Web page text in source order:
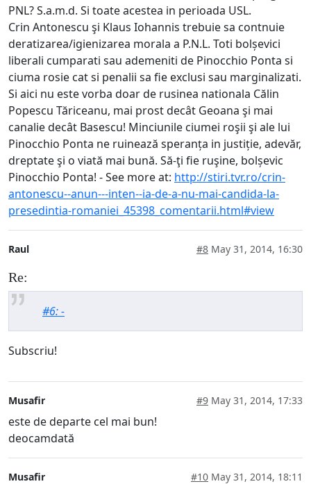
PNL? S.a.m.d. Si toate acestea in perioada USL.
Crin Antonescu şi Klaus Iohannis trebuie sa contnuie
deratizarea/igienizarea morala a P.N.L. Toti bolșevici
liberali cumparati sau ademeniti de Pinocchio Ponta si
ciuma rosie cat si penalii sa fie exclusi sau marginalizati.
Si aici nu este vorba doar de rusinea nationala Călin
Popescu Tăriceanu, mai prost decât Geoana şi mai
canalie decât Basescu! Minciunile ciumei roşii şi ale lui
Pinocchio Ponta ne ruinează speranța in justiție, adevăr,
dreptate şi o viată mai bună. Să-ţi fie ruşine, bolșevic
Pinocchio Ponta! - See more at: http://stiri.tvr.ro/crin-
antonescu--anun---inten--ia-de-a-nu-mai-candida-la-
presedintia-romaniei_45398_comentarii.html#view
Raul #8 May 31, 2014, 16:30
Re:
#6: -
Subscriu!
Musafir #9 May 31, 2014, 17:33
este de departe cel mai bun!
deocamdată
Musafir #10 May 31, 2014, 18:11